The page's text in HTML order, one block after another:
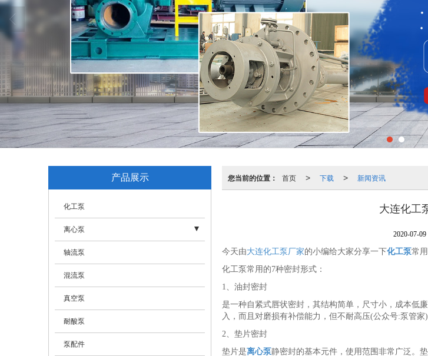
您当前的位置： 首页 > 下载 > 新闻资讯
大连化工
2020-07-09
今天由大连化工泵厂家的小编给大家分享一下化工泵常
化工泵常用的7种密封形式：
1、油封密封
是一种自紧式唇状密封，其结构简单，尺寸小，成本低
入，而且对磨损有补偿能力，但不耐高压(公众号:泵管家
2、垫片密封
垫片是离心泵静密封的基本元件，使用范围非常广泛。
产品展示
化工泵
离心泵
- 离心泵
- 耐腐蚀化工泵
- 多级泵
- 长轴液下泵
- 高温高压热水泵
轴流泵
混流泵
真空泵
耐酸泵
泵配件